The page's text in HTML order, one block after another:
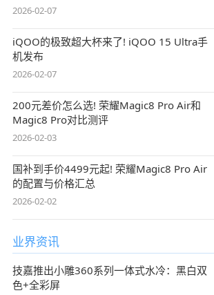
2026-02-07
iQOO的极致超大杯来了! iQOO 15 Ultra手
机发布
2026-02-07
200元差价怎么选! 荣耀Magic8 Pro Air和
Magic8 Pro对比测评
2026-02-03
国补到手价4499元起! 荣耀Magic8 Pro Air
的配置与价格汇总
2026-02-02
业界资讯
技嘉推出小雕360系列一体式水冷：黑白双
色+全彩屏